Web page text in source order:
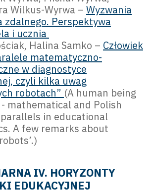
Wilkus-Wyrwa – Wyzwania
zdalnego. Perspektywa
i ucznia
Halina Samko – Człowiek
matematyczno-
w diagnostyce
czyli kilka uwag
robotach” (A human being
mathematical and Polish
in educational
A few remarks about
IV. HORYZONTY
EDUKACYJNEJ